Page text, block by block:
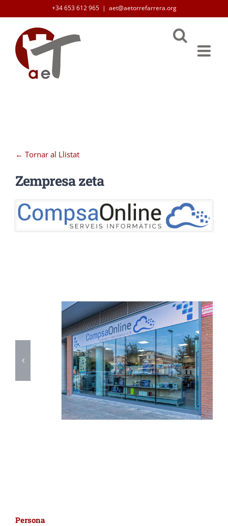
content
+34 653 612 965 | aet@aetorrefarrera.org
← Tornar al Llistat
Zempresa zeta
Persona